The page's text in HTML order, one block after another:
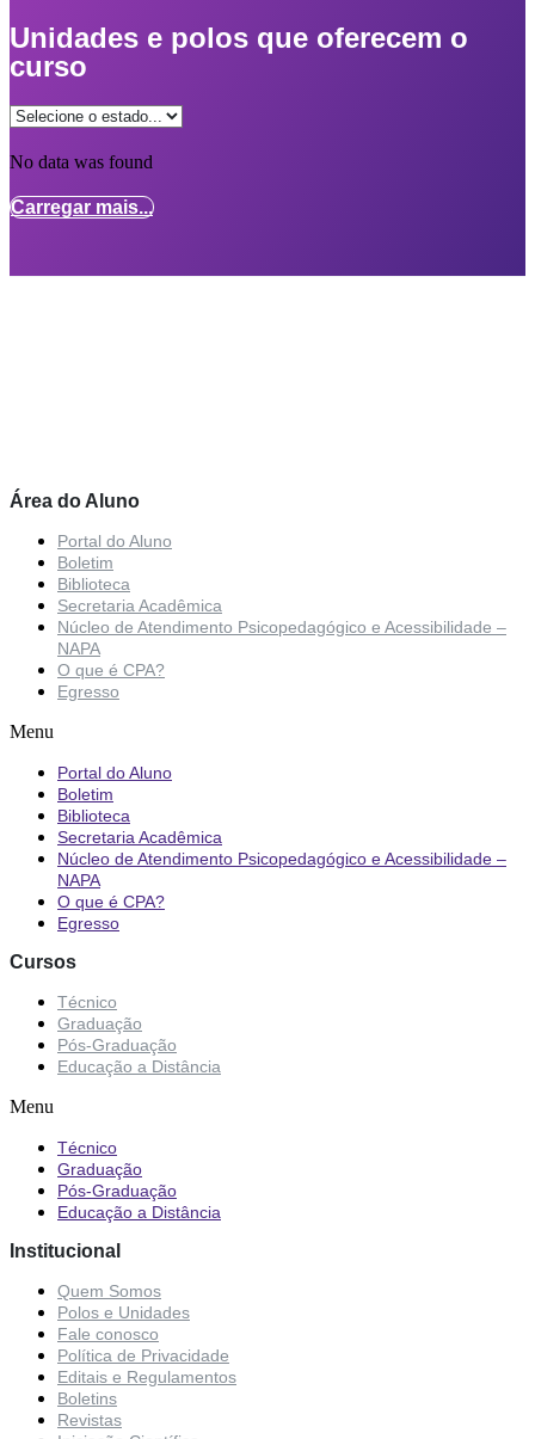
Unidades e polos que oferecem o
curso
No data was found
Carregar mais...
Área do Aluno
Portal do Aluno
Boletim
Biblioteca
Secretaria Acadêmica
Núcleo de Atendimento Psicopedagógico e Acessibilidade –
NAPA
O que é CPA?
Egresso
Menu
Portal do Aluno
Boletim
Biblioteca
Secretaria Acadêmica
Núcleo de Atendimento Psicopedagógico e Acessibilidade –
NAPA
O que é CPA?
Egresso
Cursos
Técnico
Graduação
Pós-Graduação
Educação a Distância
Menu
Técnico
Graduação
Pós-Graduação
Educação a Distância
Institucional
Quem Somos
Polos e Unidades
Fale conosco
Política de Privacidade
Editais e Regulamentos
Boletins
Revistas